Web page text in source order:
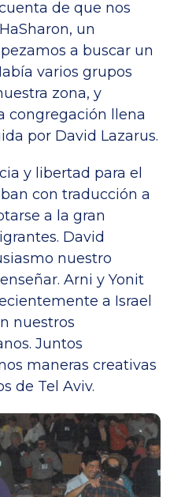
de que nos
un
a buscar un
varios grupos
zona, y
congregación llena
por David Lazarus.
y libertad para el
con traducción a
a la gran
David
nuestro
Arni y Yonit
a Israel
nuestros
Juntos
maneras creativas
de Tel Aviv.